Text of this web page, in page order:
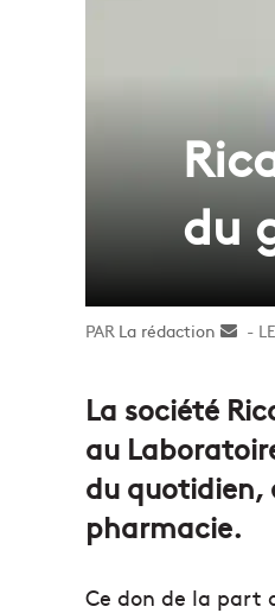
du
La rédaction
La société
au
du quotidien,
pharmacie.
Ce don de la part